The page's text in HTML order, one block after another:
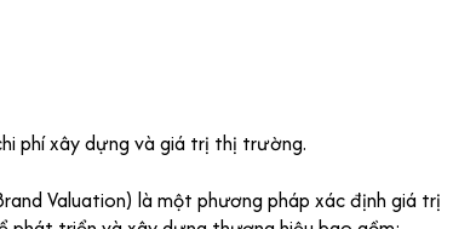
phí xây dựng và giá trị thị trường.
Valuation) là một phương pháp xác định giá trị